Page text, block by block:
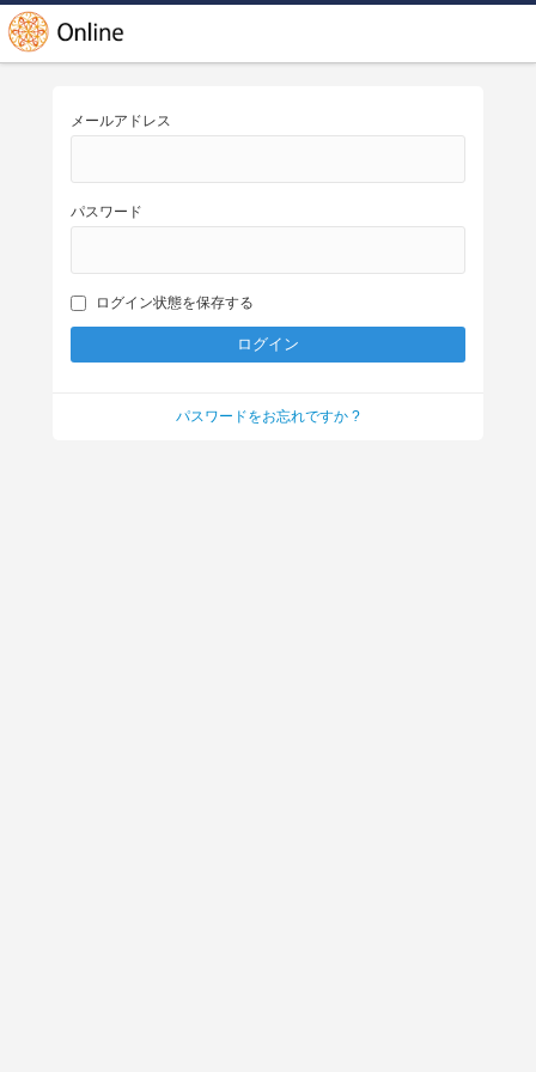
メールアドレス
パスワード
ログイン状態を保存する
パスワードをお忘れですか ?